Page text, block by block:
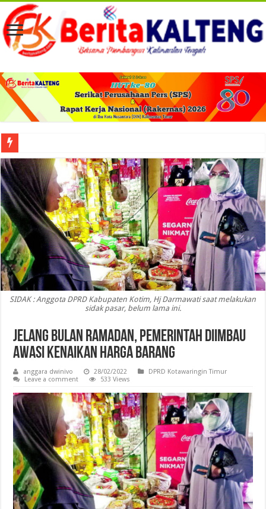
Viral! Selama Dua Bulan Lebih Siltap Serta Tunjangan Pemdes dan BPD di
SIDAK : Anggota DPRD Kabupaten Kotim, Hj Darmawati saat melakukan
sidak pasar, belum lama ini.
Jelang Bulan Ramadan, Pemerintah Diimbau
Awasi Kenaikan Harga Barang
anggara dwinivo 28/02/2022
DPRD Kotawaringin Timur
Leave a comment
533 Views